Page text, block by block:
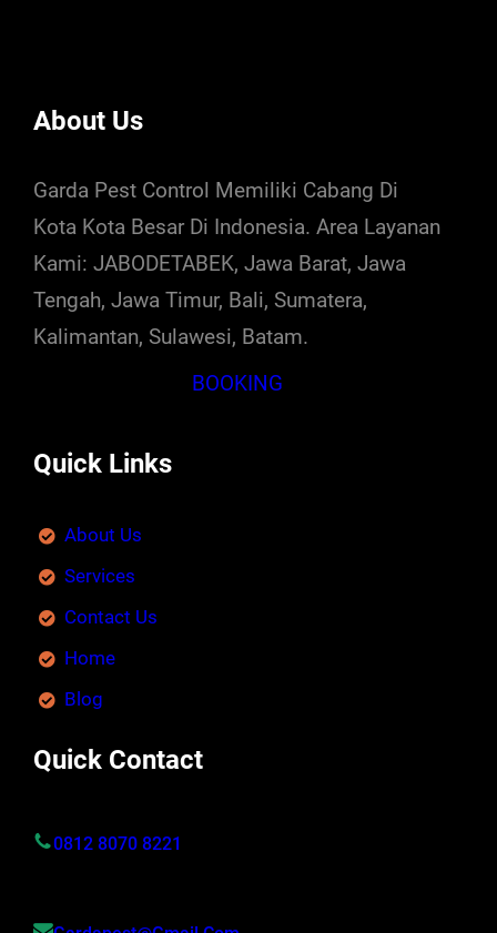
About Us
Garda Pest Control Memiliki Cabang Di
Kota Kota Besar Di Indonesia. Area Layanan
Kami: JABODETABEK, Jawa Barat, Jawa
Tengah, Jawa Timur, Bali, Sumatera,
Kalimantan, Sulawesi, Batam.
BOOKING
Quick Links
About Us
Services
Contact Us
Home
Blog
Quick Contact
0812 8070 8221